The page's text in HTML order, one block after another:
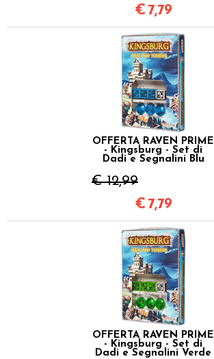
€ 7,79
OFFERTA RAVEN PRIME
- Kingsburg - Set di
Dadi e Segnalini Blu
€ 12,99
€ 7,79
OFFERTA RAVEN PRIME
- Kingsburg - Set di
Dadi e Segnalini Verde